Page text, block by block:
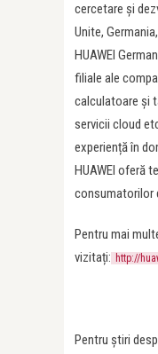
cercetare și
Unite,
HUAWEI
filiale ale
calculatoare și
servicii cloud
experiență în
HUAWEI oferă
consumatorilor
Pentru mai
vizitați: http://
Pentru știri